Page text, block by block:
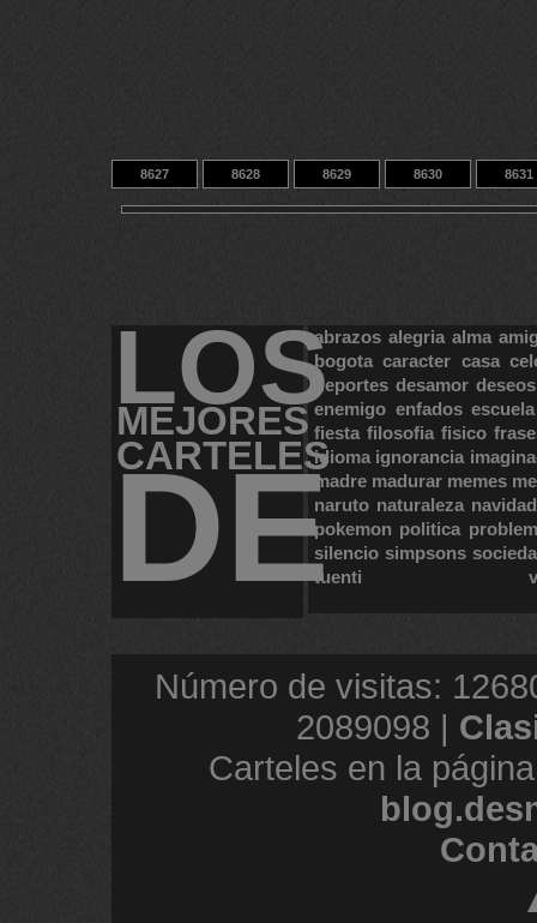
8627 8628 8629 8630 8631
8637 8638 8639 14 9433
LOS
MEJORES
CARTELES
DE
abrazos alegria alma
bogota caracter casa
deportes desamor deseos
enemigo enfados escuela
fiesta filosofia fisico
idioma ignorancia
madre madurar memes
naruto naturaleza navidad
pokemon politica
silencio simpsons
tuenti
Número de visitas:
2089098 |
Carteles en la